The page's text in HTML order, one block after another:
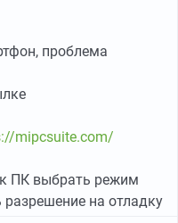
проблема
mipcsuite.com/
ПК выбрать режим
на отладку